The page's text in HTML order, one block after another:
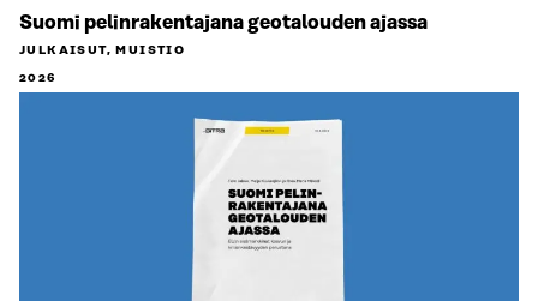
Suomi pelinrakentajana geotalouden ajassa
JULKAISUT, MUISTIO
2026